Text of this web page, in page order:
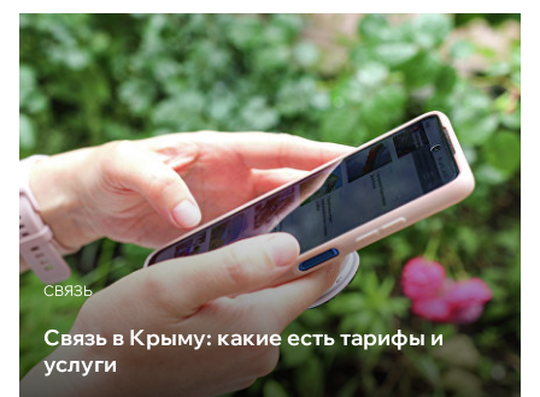
CВЯЗЬ
Связь в Крыму: какие есть тарифы и
услуги